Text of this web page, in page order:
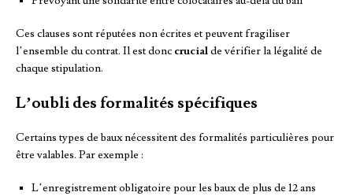
Ces clauses sont réputées non écrites et peuvent fragiliser
l’ensemble du contrat. Il est donc crucialde vérifier la légalité de
chaque stipulation.
L’oubli des formalités spécifiques
Certains types de baux nécessitent des formalités particulières pour
être valables. Par exemple :
L’enregistrement obligatoire pour les baux de plus de 12 ans